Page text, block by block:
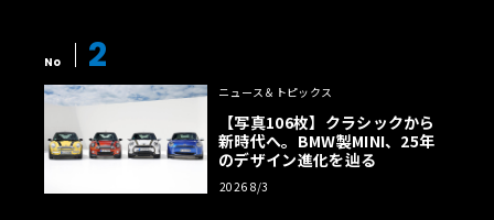
No 2
ニュース＆トピックス
【写真106枚】クラシックから
新時代へ。BMW製MINI、25年
のデザイン進化を辿る
2026 8/3